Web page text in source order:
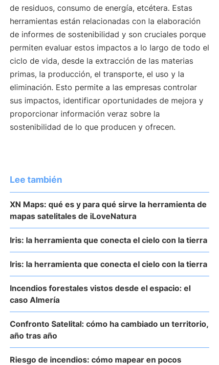
de residuos, consumo de energía, etcétera. Estas
herramientas están relacionadas con la elaboración
de informes de sostenibilidad y son cruciales porque
permiten evaluar estos impactos a lo largo de todo el
ciclo de vida, desde la extracción de las materias
primas, la producción, el transporte, el uso y la
eliminación. Esto permite a las empresas controlar
sus impactos, identificar oportunidades de mejora y
proporcionar información veraz sobre la
sostenibilidad de lo que producen y ofrecen.
Lee también
XN Maps: qué es y para qué sirve la herramienta de
mapas satelitales de iLoveNatura
Iris: la herramienta que conecta el cielo con la tierra
Iris: la herramienta que conecta el cielo con la tierra
Incendios forestales vistos desde el espacio: el
caso Almería
Confronto Satelital: cómo ha cambiado un territorio,
año tras año
Riesgo de incendios: cómo mapear en pocos